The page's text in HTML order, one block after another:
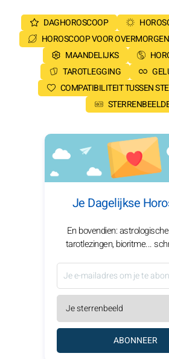
DAGHOROSCOOP
HOROSCOOP VOOR OVERMORGEN
MAANDELIJKS
TAROTLEGGING
COMPATIBILITEIT TUSSEN
Je Dagelijkse
En bovendien:
tarotlezingen, bioritme...
ABONNEER